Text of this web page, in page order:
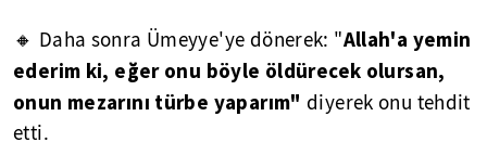
🔸 Daha sonra Ümeyye'ye dönerek: "Allah'a yemin
ederim ki, eğer onu böyle öldürecek olursan,
onun mezarını türbe yaparım" diyerek onu tehdit
etti.